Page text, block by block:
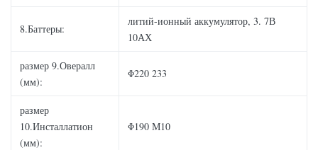
8.Баттеры:
литий-ионный аккумулятор, 3. 7В
10АХ
размер 9.Овералл
(мм):
Φ220 233
размер
10.Инсталлатион
(мм):
Φ190 М10